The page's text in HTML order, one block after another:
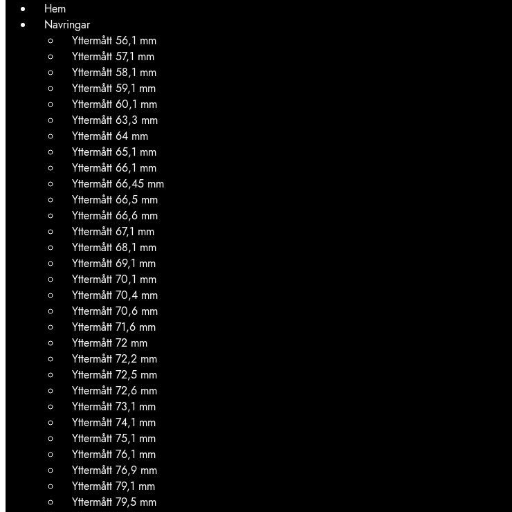
Hem
Navringar
Yttermått 56,1 mm
Yttermått 57,1 mm
Yttermått 58,1 mm
Yttermått 59,1 mm
Yttermått 60,1 mm
Yttermått 63,3 mm
Yttermått 64 mm
Yttermått 65,1 mm
Yttermått 66,1 mm
Yttermått 66,45 mm
Yttermått 66,5 mm
Yttermått 66,6 mm
Yttermått 67,1 mm
Yttermått 68,1 mm
Yttermått 69,1 mm
Yttermått 70,1 mm
Yttermått 70,4 mm
Yttermått 70,6 mm
Yttermått 71,6 mm
Yttermått 72 mm
Yttermått 72,2 mm
Yttermått 72,5 mm
Yttermått 72,6 mm
Yttermått 73,1 mm
Yttermått 74,1 mm
Yttermått 75,1 mm
Yttermått 76,1 mm
Yttermått 76,9 mm
Yttermått 79,1 mm
Yttermått 79,5 mm